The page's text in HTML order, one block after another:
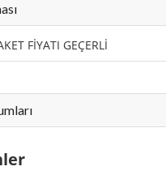
FİYATI GEÇERLİ